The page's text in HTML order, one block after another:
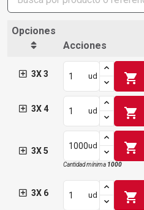
Opciones
Acciones
3X 3 ud shopping_cart
3X 4 ud shopping_cart
3X 5
ud shopping_cart
Cantidad mínima 1000
3X 6 ud shopping_cart